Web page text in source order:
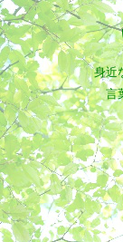
身近
言